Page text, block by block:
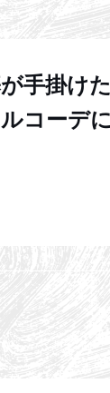
が手掛け
コーデ